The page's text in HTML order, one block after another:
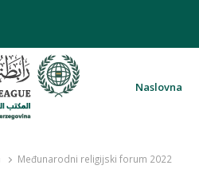
Naslovna
Međunarodni religijski forum 2022